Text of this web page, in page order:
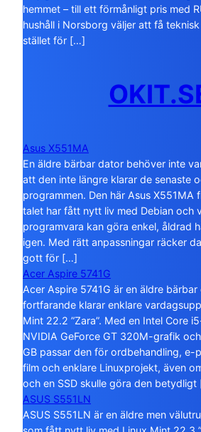
hemmet – till ett förmånligt pris med
hushåll i Norsborg väljer att få
stället för […]
Asus X551MA
En äldre bärbar dator behöver inte
att den inte längre klarar de senaste
programmen. Den här Asus X551MA
talet har fått nytt liv med Debian och
programvara kan göra enkel, åldrad
igen. Med rätt anpassningar räcker
gott för […]
Acer Aspire 5741G
Acer Aspire 5741G är en äldre
fortfarande klarar enklare
Mint 22.2 ”Zara”. Med en Intel Core
NVIDIA GeForce GT 320M-grafik
GB passar den för ordbehandling, e-
film och enklare Linuxprojekt, även
och en SSD skulle göra den
ASUS S551LN
ASUS S551LN är en äldre men